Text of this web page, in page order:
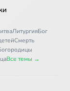
ЛитургияБог
Смерть
Все темы →